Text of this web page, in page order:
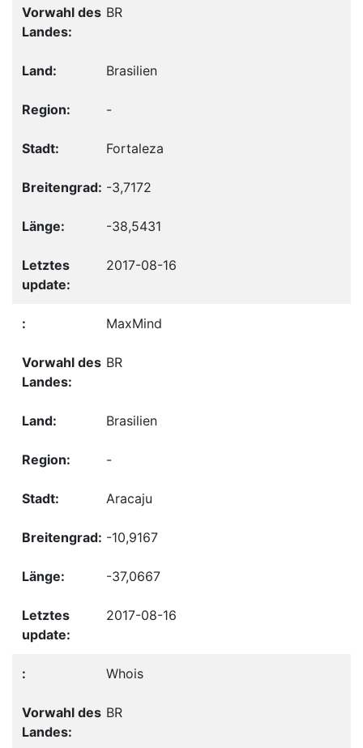
BR
Brasilien
-
Fortaleza
-3,7172
-38,5431
2017-08-16
MaxMind
BR
Brasilien
-
Aracaju
-10,9167
-37,0667
2017-08-16
Whois
BR